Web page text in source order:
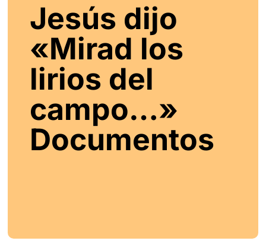
Jesús dijo
«Mirad los
lirios del
campo…»
Documentos